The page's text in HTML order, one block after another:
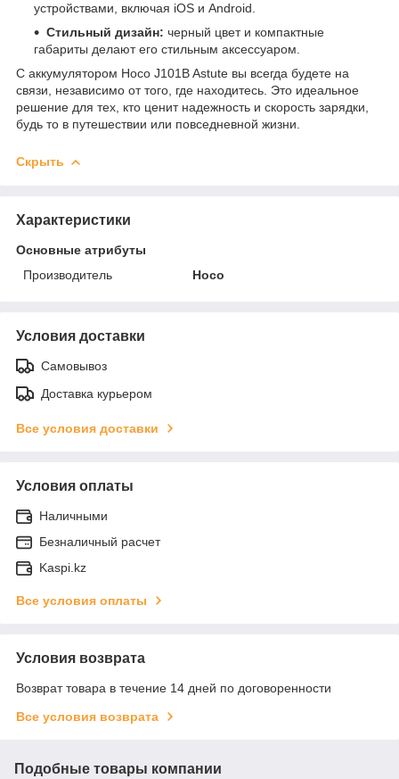
устройствами, включая iOS и Android.
Стильный дизайн: черный цвет и компактные
габариты делают его стильным аксессуаром.
С аккумулятором Hoco J101B Astute вы всегда будете на
связи, независимо от того, где находитесь. Это идеальное
решение для тех, кто ценит надежность и скорость зарядки,
будь то в путешествии или повседневной жизни.
Скрыть
Характеристики
Основные атрибуты
Производитель
Hoco
Условия доставки
Самовывоз
Доставка курьером
Все условия доставки
Условия оплаты
Наличными
Безналичный расчет
Kaspi.kz
Все условия оплаты
Условия возврата
Возврат товара в течение 14 дней по договоренности
Все условия возврата
Подобные товары компании